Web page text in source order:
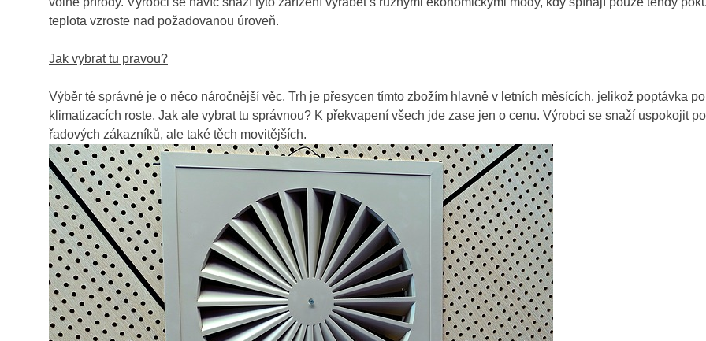
teplota vzroste nad požadovanou úroveň.
Jak vybrat tu pravou?
Výběr té správné je o něco náročnější věc. Trh je přesycen tímto zbožím hlavně v letních měsících, jelikož poptávka po
klimatizacích roste. Jak ale vybrat tu správnou? K překvapení všech jde zase jen o cenu. Výrobci se snaží uspokojit
řadových zákazníků, ale také těch movitějších.